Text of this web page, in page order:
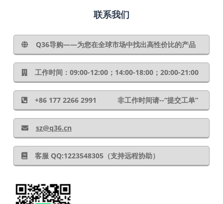
联系我们
Q36导购——为您在全球市场中找出高性价比的产品
工作时间：09:00-12:00；14:00-18:00；20:00-21:00
+86 177 2266 2991 非工作时间请--“提交工单”
sz@q36.cn
客服 QQ:1223548305（支持远程协助）